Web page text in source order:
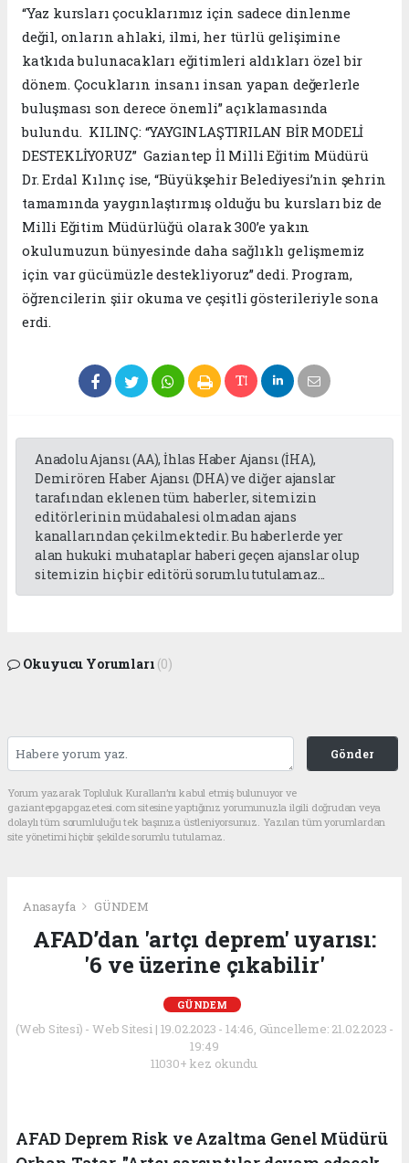
“Yaz kursları çocuklarımız için sadece dinlenme
değil, onların ahlaki, ilmi, her türlü gelişimine
katkıda bulunacakları eğitimleri aldıkları özel bir
dönem. Çocukların insanı insan yapan değerlerle
buluşması son derece önemli” açıklamasında
bulundu. KILINÇ: “YAYGINLAŞTIRILAN BİR MODELİ
DESTEKLİYORUZ” Gaziantep İl Milli Eğitim Müdürü
Dr. Erdal Kılınç ise, “Büyükşehir Belediyesi’nin şehrin
tamamında yaygınlaştırmış olduğu bu kursları biz de
Milli Eğitim Müdürlüğü olarak 300’e yakın
okulumuzun bünyesinde daha sağlıklı gelişmemiz
için var gücümüzle destekliyoruz” dedi. Program,
öğrencilerin şiir okuma ve çeşitli gösterileriyle sona
erdi.
Anadolu Ajansı (AA), İhlas Haber Ajansı (İHA),
Demirören Haber Ajansı (DHA) ve diğer ajanslar
tarafından eklenen tüm haberler, sitemizin
editörlerinin müdahalesi olmadan ajans
kanallarından çekilmektedir. Bu haberlerde yer
alan hukuki muhataplar haberi geçen ajanslar olup
sitemizin hiç bir editörü sorumlu tutulamaz...
Okuyucu Yorumları (0)
Gönder
Yorum yazarak Topluluk Kuralları’nı kabul etmiş bulunuyor ve
gaziantepgapgazetesi.com sitesine yaptığınız yorumunuzla ilgili doğrudan veya
dolaylı tüm sorumluluğu tek başınıza üstleniyorsunuz. Yazılan tüm yorumlardan
site yönetimi hiçbir şekilde sorumlu tutulamaz.
Anasayfa GÜNDEM
AFAD’dan 'artçı deprem' uyarısı:
'6 ve üzerine çıkabilir'
GÜNDEM
(Web Sitesi) - Web Sitesi | 19.02.2023 - 14:46, Güncelleme: 21.02.2023 -
19:49
11030+ kez okundu.
AFAD Deprem Risk ve Azaltma Genel Müdürü